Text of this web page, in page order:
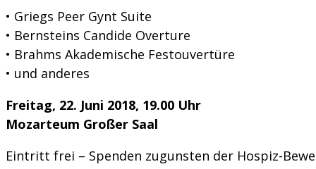
• Griegs Peer Gynt Suite
• Bernsteins Candide Overture
• Brahms Akademische Festouvertüre
• und anderes
Freitag, 22. Juni 2018, 19.00 Uhr
Mozarteum Großer Saal
Eintritt frei – Spenden zugunsten der Hospiz-